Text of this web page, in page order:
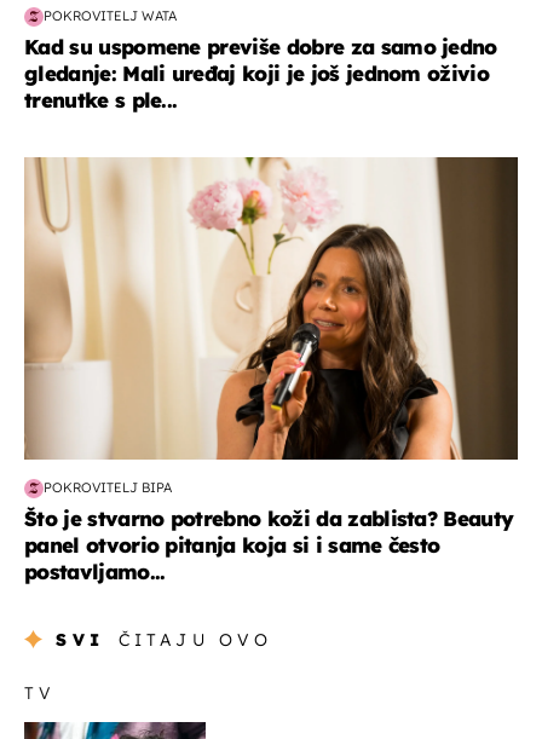
POKROVITELJ WATA
Kad su uspomene previše dobre za samo jedno
gledanje: Mali uređaj koji je još jednom oživio
trenutke s ple...
moda & ljepota
POKROVITELJ BIPA
Što je stvarno potrebno koži da zablista? Beauty
panel otvorio pitanja koja si i same često
postavljamo...
SVI ČITAJU OVO
TV